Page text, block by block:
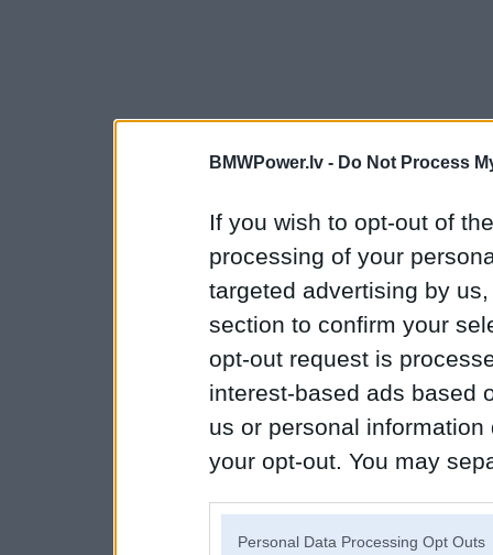
BMWPower.lv - Do Not Process
If you wish to opt-out of
processing of your
targeted advertising by
section to confirm your
opt-out request is
interest-based ads based
us or personal
your opt-out. You may
Personal Data Processing Opt Outs